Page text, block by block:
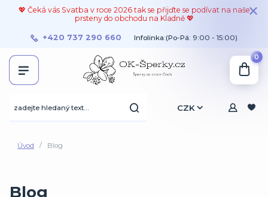
💖 Čeká vás Svatba v roce 2026 tak se přijďte se podívat na naše
prsteny do obchodu na Kladně 💖
CZK
+420 737 290 660 Infolinka:(Po-Pá: 9:00 - 15:00)
0
Úvod Blog
Blog